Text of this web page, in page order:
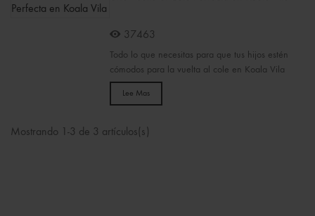
37463
Todo lo que necesitas para que tus hijos estén
cómodos para la vuelta al cole en Koala Vila
Lee Mas
Mostrando 1-3 de 3 artículos(s)